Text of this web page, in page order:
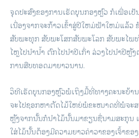
ຈຸດປະສົງຂອງການເຮັດບຸນກອງຫຼົວ ກໍເພື່ອເປັ
ເນື່ອງຈາກຈະກ້າວເຂົ້າສູ່ປີໃຫມ່ຟ້າໃຫມ່ແລ້ວ
ສັບພະທຸກ ສັບພະໂສກສັບພະໂລກ ສັບພະໄພ
ໄຫຼໄປນໍານໍ້າ ຕົກໄປນຳປີເກົ່າ ລ່ວງໄປນຳປີຫຼັ
ການສືບທອດມາຍາວນານ.
ວິທີເຮັດບຸນກອງຫຼົວພໍເຖິງມື້ທີ່ທາງຄະນະບ້
ຈະໄປຊອກຫາຕັດໄມ້ໃຫຍ່ພໍຂະໜາດທີ່ພໍຈະ
ຫຼັງຈາກນັ້ນກໍນໍາໄມ້ນັ້ນມາຂຽນຊື່ນາມສະກຸນ
ໃສ່ໄມ້ນັ້ນຕ້ອງມີຄວາມຍາວຄ່າວາຂອງເຈົ້າຂ